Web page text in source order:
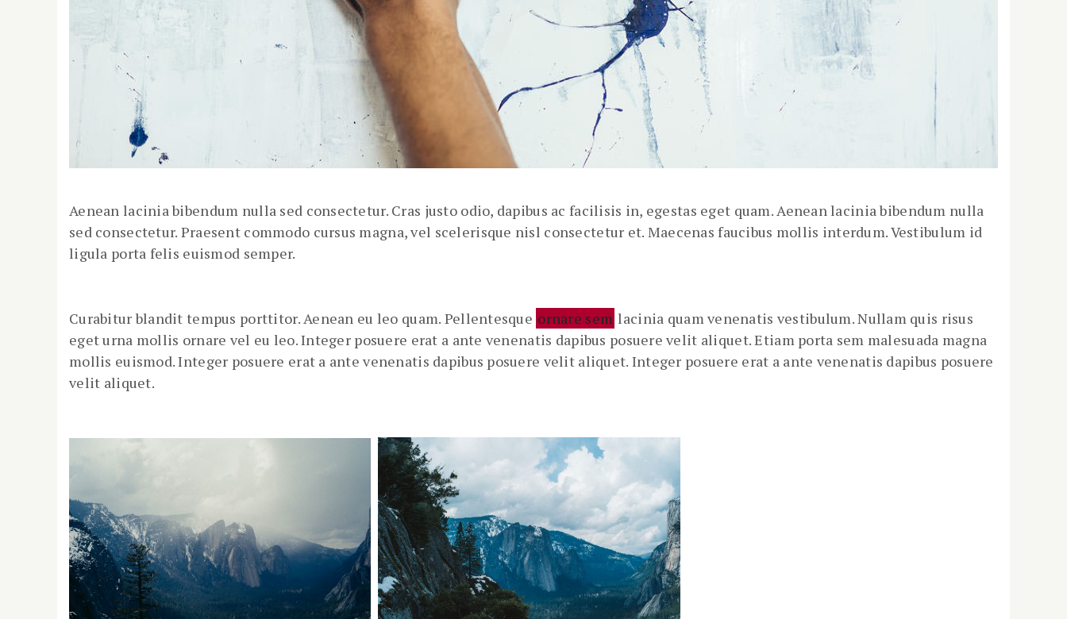
Aenean lacinia bibendum nulla sed consectetur. Cras justo odio, dapibus ac facilisis in, egestas eget quam. Aenean lacinia bibendum nulla
sed consectetur. Praesent commodo cursus magna, vel scelerisque nisl consectetur et. Maecenas faucibus mollis interdum. Vestibulum id
ligula porta felis euismod semper.
Curabitur blandit tempus porttitor. Aenean eu leo quam. Pellentesque ornare sem lacinia quam venenatis vestibulum. Nullam quis risus
eget urna mollis ornare vel eu leo. Integer posuere erat a ante venenatis dapibus posuere velit aliquet. Etiam porta sem malesuada magna
mollis euismod. Integer posuere erat a ante venenatis dapibus posuere velit aliquet. Integer posuere erat a ante venenatis dapibus posuere
velit aliquet.